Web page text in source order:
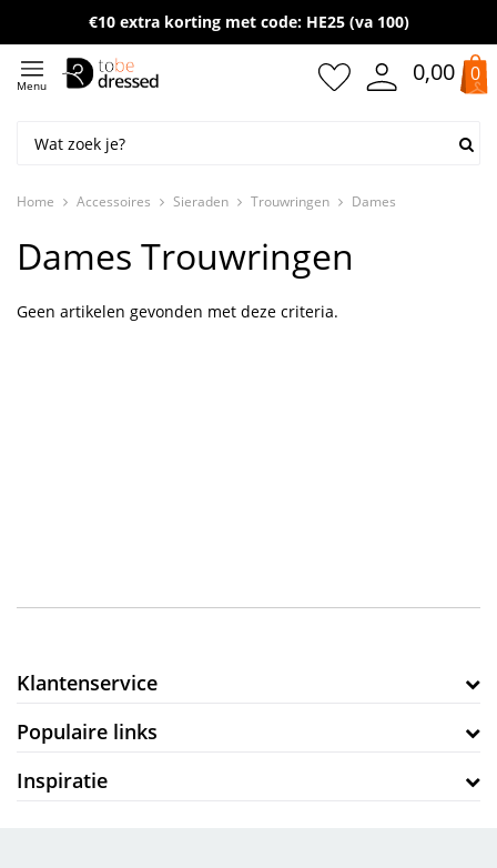
€10 extra korting met code: HE25 (va 100)
Gratis verzending vanaf 50,- (NL)
Home Accessoires Sieraden Trouwringen Dames
Dames Trouwringen
Geen artikelen gevonden met deze criteria.
Menu 0,00 0
Klantenservice
Populaire links
Inspiratie